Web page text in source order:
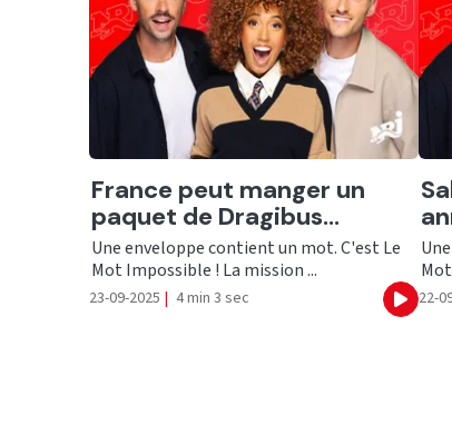
Ecouter
France peut manger un
paquet de Dragibus...
Une enveloppe contient un mot. C'est Le
Mot Impossible ! La mission ...
23-09-2025 | 4 min 3 sec 22-